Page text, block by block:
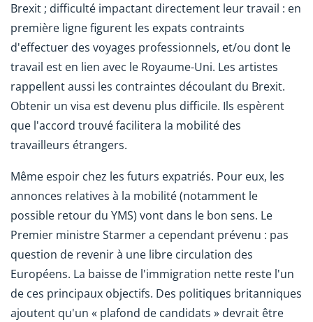
Brexit ; difficulté impactant directement leur travail : en
première ligne figurent les expats contraints
d'effectuer des voyages professionnels, et/ou dont le
travail est en lien avec le Royaume-Uni. Les artistes
rappellent aussi les contraintes découlant du Brexit.
Obtenir un visa est devenu plus difficile. Ils espèrent
que l'accord trouvé facilitera la mobilité des
travailleurs étrangers.
Même espoir chez les futurs expatriés. Pour eux, les
annonces relatives à la mobilité (notamment le
possible retour du YMS) vont dans le bon sens. Le
Premier ministre Starmer a cependant prévenu : pas
question de revenir à une libre circulation des
Européens. La baisse de l'immigration nette reste l'un
de ces principaux objectifs. Des politiques britanniques
ajoutent qu'un « plafond de candidats » devrait être